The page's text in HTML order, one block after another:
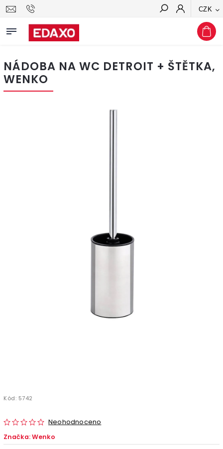
CZK
Hledat
NÁDOBA NA WC DETROIT + ŠTĚTKA,
WENKO
Kód: 5742
Neohodnoceno
Značka:Wenko